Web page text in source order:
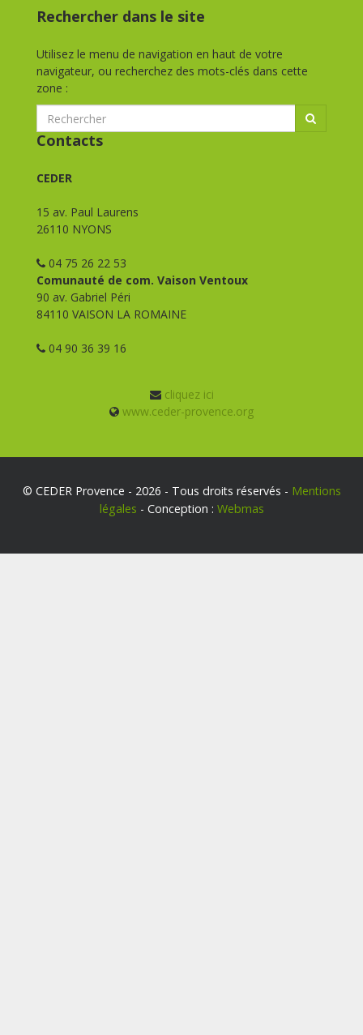
Rechercher dans le site
Utilisez le menu de navigation en haut de votre
navigateur, ou recherchez des mots-clés dans cette
zone :
Contacts
CEDER
15 av. Paul Laurens
26110 NYONS
04 75 26 22 53
Comunauté de com. Vaison Ventoux
90 av. Gabriel Péri
84110 VAISON LA ROMAINE
04 90 36 39 16
cliquez ici
www.ceder-provence.org
© CEDER Provence - 2026 - Tous droits réservés - Mentions
légales - Conception : Webmas